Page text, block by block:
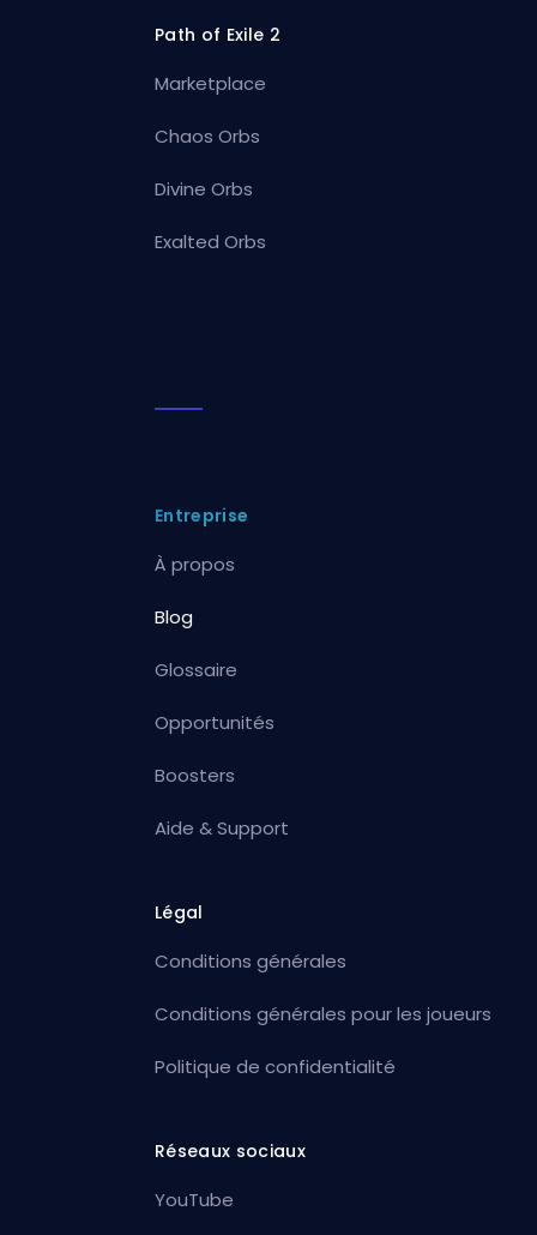
Path of Exile 2
Marketplace
Chaos Orbs
Divine Orbs
Exalted Orbs
Entreprise
À propos
Blog
Glossaire
Opportunités
Boosters
Aide & Support
Légal
Conditions générales
Conditions générales pour les joueurs
Politique de confidentialité
Réseaux sociaux
YouTube